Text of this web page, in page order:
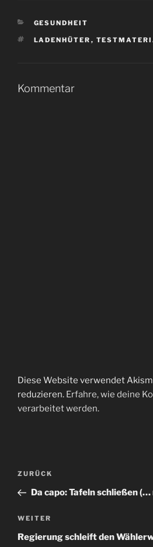
KATEGORIEN
GESUNDHEIT
SCHLAGWÖRTER
LADENHÜTER ,
Kommentar
Diese Website verwendet
reduzieren. Erfahre, wie deine
verarbeitet werden.
Beitragsnavigation
Vorheriger
Beitrag
ZURÜCK
Da capo: Tafeln schließen
Nächster
Beitrag
WEITER
Regierung schleift den